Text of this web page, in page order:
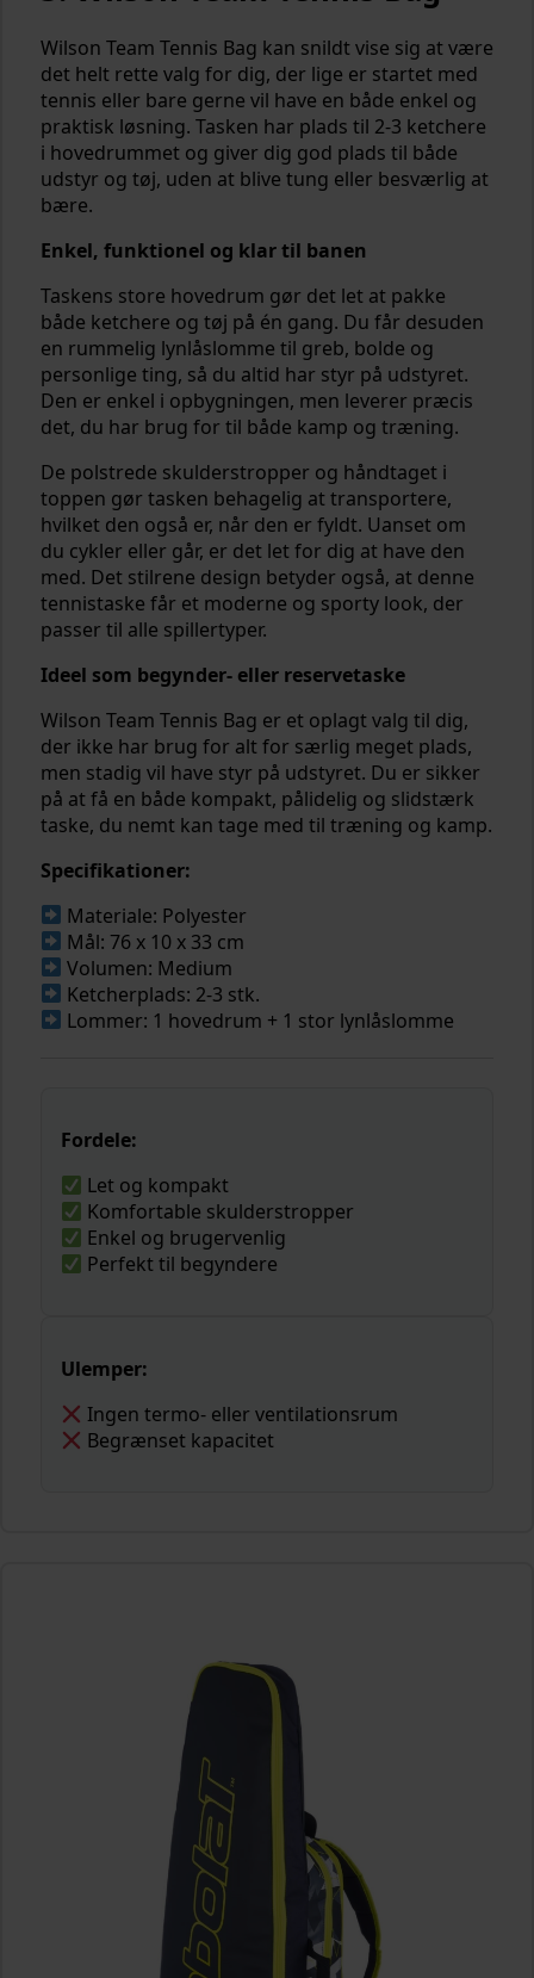
Wilson Team Tennis Bag kan snildt vise sig at være
det helt rette valg for dig, der lige er startet med
tennis eller bare gerne vil have en både enkel og
praktisk løsning. Tasken har plads til 2-3 ketchere
i hovedrummet og giver dig god plads til både
udstyr og tøj, uden at blive tung eller besværlig at
bære.
Enkel, funktionel og klar til banen
Taskens store hovedrum gør det let at pakke
både ketchere og tøj på én gang. Du får desuden
en rummelig lynlåslomme til greb, bolde og
personlige ting, så du altid har styr på udstyret.
Den er enkel i opbygningen, men leverer præcis
det, du har brug for til både kamp og træning.
De polstrede skulderstropper og håndtaget i
toppen gør tasken behagelig at transportere,
hvilket den også er, når den er fyldt. Uanset om
du cykler eller går, er det let for dig at have den
med. Det stilrene design betyder også, at denne
tennistaske får et moderne og sporty look, der
passer til alle spillertyper.
Ideel som begynder- eller reservetaske
Wilson Team Tennis Bag er et oplagt valg til dig,
der ikke har brug for alt for særlig meget plads,
men stadig vil have styr på udstyret. Du er sikker
på at få en både kompakt, pålidelig og slidstærk
taske, du nemt kan tage med til træning og kamp.
Specifikationer:
Materiale: Polyester
Mål: 76 x 10 x 33 cm
Volumen: Medium
Ketcherplads: 2-3 stk.
Lommer: 1 hovedrum + 1 stor lynlåslomme
Fordele:
Let og kompakt
Komfortable skulderstropper
Enkel og brugervenlig
Perfekt til begyndere
Ulemper:
Ingen termo- eller ventilationsrum
Begrænset kapacitet